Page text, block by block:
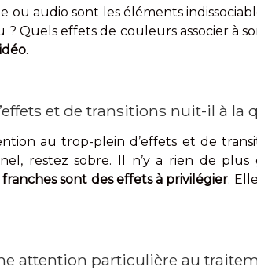
ou audio sont les éléments
? Quels effets de couleurs associer à
.
et de transitions nuit-il à la
au trop-plein d’effets et de
restez sobre. Il n’y a rien de
sont des effets à privilégier.
attention particulière au